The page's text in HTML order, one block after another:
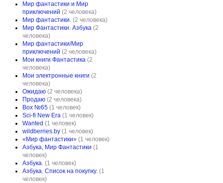
Мир фантастики и Мир
приключений (2 человека)
Мир фантастики. (2 человека)
Мир Фантастики. Азбука (2
человека)
Мир фантастики/Мир
приключений (2 человека)
Мои книги Фантастика (2
человека)
Мои электронные книги (2
человека)
Ожидаю (2 человека)
Продаю (2 человека)
Box №65 (1 человек)
Sci-fi New Era (1 человек)
Wanted (1 человек)
wildberries.by (1 человек)
«Мир фантастики» (1 человек)
Азбука, Мир Фантастики (1
человек)
Азбука. (1 человек)
Азбука. Список на покупку. (1
человек)